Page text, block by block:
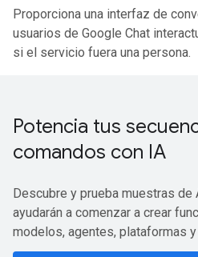
Proporciona una interfaz de
usuarios de Google Chat
si el servicio fuera una persona.
Potencia tus
comandos con IA
Descubre y prueba muestras de
ayudarán a comenzar a crear
modelos, agentes, plataformas y